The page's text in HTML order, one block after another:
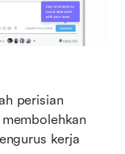
perisian
kerja